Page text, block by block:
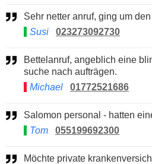
Sehr netter anruf, ging um
Susi
023273092730
Bettelanruf, angeblich eine blindenwerkstatt auf der
suche nach aufträgen.
Michael
01772521686
Salomon personal - hatten
Tom
055199692300
Möchte private krankenversicherung an den